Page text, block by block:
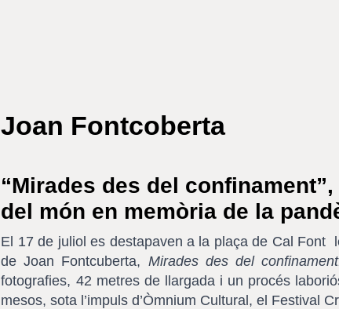
Joan Fontcoberta
“Mirades des del
del món en memòria de la
El 17 de juliol es destapaven a la plaça de Cal Font
de Joan Fontcuberta, Mirades des del
fotografies, 42 metres de llargada i un procés
mesos, sota l’impuls d’Òmnium Cultural, el Festival